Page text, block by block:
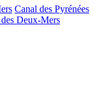
Canal des Pyrénées
Deux-Mers